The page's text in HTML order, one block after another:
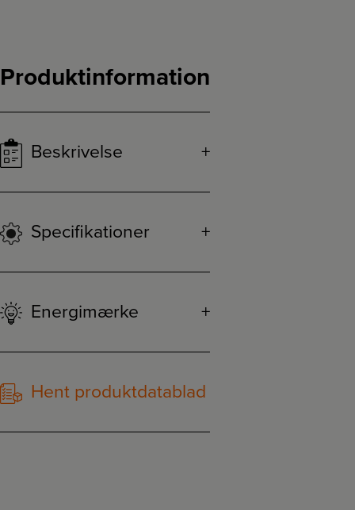
Produktinformation
Beskrivelse
Specifikationer
Energimærke
Hent produktdatablad